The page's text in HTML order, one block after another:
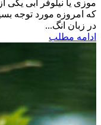
موزی یا نیلوفر آبی یکی
که امروزه مورد توجه
در زبان انگ...
ادامه مطلب